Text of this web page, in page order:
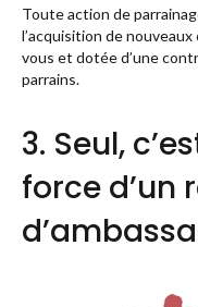
Toute action de
l’acquisition de
vous et dotée d’une
parrains.
3. Seul,
force d’un